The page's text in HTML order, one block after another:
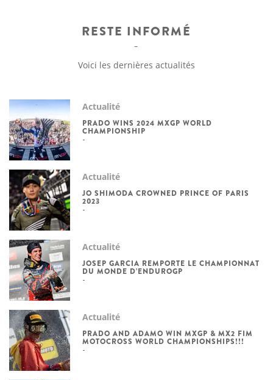
RESTE INFORMÉ
Voici les dernières actualités
Actualité
PRADO WINS 2024 MXGP WORLD
CHAMPIONSHIP
Actualité
JO SHIMODA CROWNED PRINCE OF PARIS
2023
Actualité
JOSEP GARCIA REMPORTE LE CHAMPIONNAT
DU MONDE D’ENDUROGP
Actualité
PRADO AND ADAMO WIN MXGP & MX2 FIM
MOTOCROSS WORLD CHAMPIONSHIPS!!!